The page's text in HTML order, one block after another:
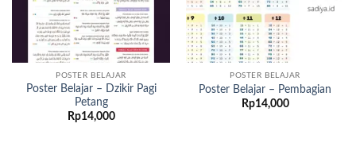
POSTER BELAJAR
Poster Belajar – Dzikir Pagi
Petang
Rp14,000
POSTER BELAJAR
Poster Belajar – Pembagian
Rp14,000